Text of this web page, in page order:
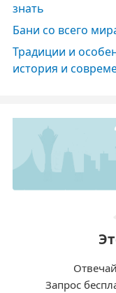
знать
Бани со всего
Традиции и
история и
Запрос